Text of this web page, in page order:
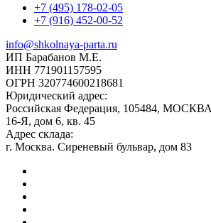
+7 (495) 178-02-05
+7 (916) 452-00-52
info@shkolnaya-parta.ru
ИП Барабанов М.Е.
ИНН 771901157595
ОГРН 320774600218681
Юридический адрес:
Российская Федерация, 105484,
16-Я, дом 6, кв. 45
Адрес склада:
г. Москва. Сиреневый бульвар, дом 83